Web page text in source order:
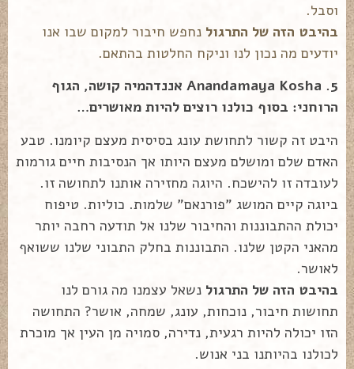
וסבל.
בהיבט הזה של התרגול נחפש חיבור למקום שבו אנו
יודעים מה נכון לנו וניקח החלטות בהתאם.
5. Anandamaya Kosha אננדהמיה קושה, הגוף
הרוחני: בסוף כולנו רוצים להיות מאושרים…
היבט זה קשור לתחושת עונג בסיסית מעצם קיומנו. טבע
האדם שלם ומושלם מעצם היותו אך הנסיבות חיים גורמות
לעובדה זו להישכח. היוגה מחזירה אותנו לתחושה זו.
ביוגה קיים המושג "פורנאם" שלמות. כוליות. טיפוח
יכולת ההתבוננות והחיבור שלנו אל תודעה רחבה יותר
מהאני הקטן שלנו. התבוננות בחלק התבוני שלנו ששואף
לאושר.
בהיבט הזה של התרגול נשאל עצמנו מה גורם לנו
תחושות חיבור, נוכחות, עונג, שמחה, אושר? התחושה
הזו יכולה להיות רגעית, נדירה, סמויה מן העין אך מוכרת
לכולנו בהיותנו בני אנוש.